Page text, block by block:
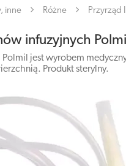
inne Różne Przyrząd
infuzyjnych
jest wyrobem
Produkt sterylny.